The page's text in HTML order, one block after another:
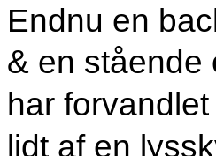
Endnu en
& en stående
har
lidt af en